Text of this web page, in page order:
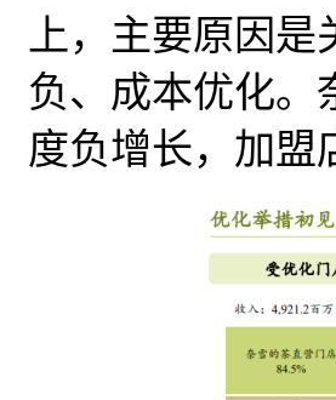
上，主要原因
负、成本优化。
度负增长，加盟